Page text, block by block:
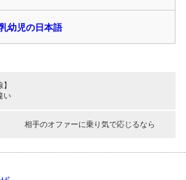
幼児の日本語
い
相手のオファーに乗り気で応じるなら